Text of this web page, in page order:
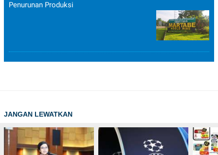
Penurunan Produksi
JANGAN LEWATKAN